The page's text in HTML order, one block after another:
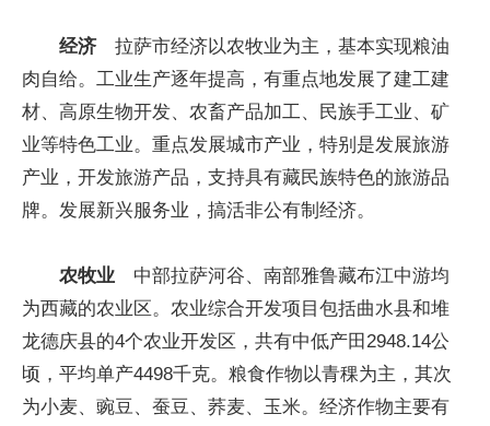
经济拉萨市经济以农牧业为主，基本实现粮油
肉自给。工业生产逐年提高，有重点地发展了建工建
材、高原生物开发、农畜产品加工、民族手工业、矿
业等特色工业。重点发展城市产业，特别是发展旅游
产业，开发旅游产品，支持具有藏民族特色的旅游品
牌。发展新兴服务业，搞活非公有制经济。
农牧业 中部拉萨河谷、南部雅鲁藏布江中游均
为西藏的农业区。农业综合开发项目包括曲水县和堆
龙德庆县的4个农业开发区，共有中低产田2948.14公
顷，平均单产4498千克。粮食作物以青稞为主，其次
为小麦、豌豆、蚕豆、荞麦、玉米。经济作物主要有